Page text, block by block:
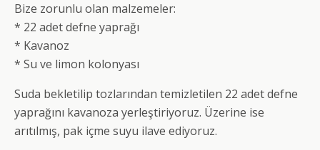
Bize zorunlu olan malzemeler:
* 22 adet defne yaprağı
* Kavanoz
* Su ve limon kolonyası
Suda bekletilip tozlarından temizletilen 22 adet defne
yaprağını kavanoza yerleştiriyoruz. Üzerine ise
arıtılmış, pak içme suyu ilave ediyoruz.